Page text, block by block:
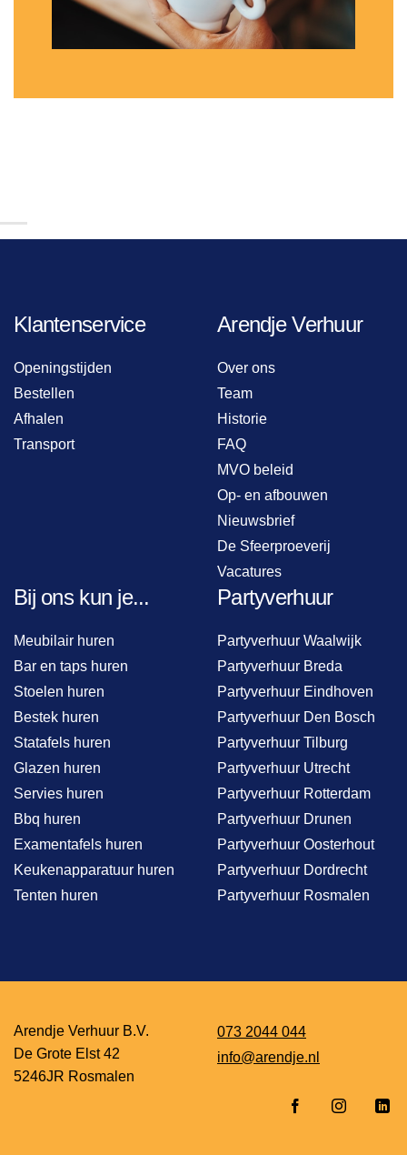
Klantenservice
Openingstijden
Bestellen
Afhalen
Transport
Arendje Verhuur
Over ons
Team
Historie
FAQ
MVO beleid
Op- en afbouwen
Nieuwsbrief
De Sfeerproeverij
Vacatures
Bij ons kun je...
Meubilair huren
Bar en taps huren
Stoelen huren
Bestek huren
Statafels huren
Glazen huren
Servies huren
Bbq huren
Examentafels huren
Keukenapparatuur huren
Tenten huren
Partyverhuur
Partyverhuur Waalwijk
Partyverhuur Breda
Partyverhuur Eindhoven
Partyverhuur Den Bosch
Partyverhuur Tilburg
Partyverhuur Utrecht
Partyverhuur Rotterdam
Partyverhuur Drunen
Partyverhuur Oosterhout
Partyverhuur Dordrecht
Partyverhuur Rosmalen
Arendje Verhuur B.V.
De Grote Elst 42
5246JR Rosmalen
073 2044 044
info@arendje.nl